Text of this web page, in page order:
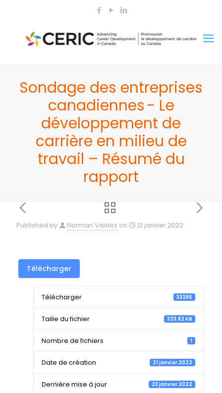
Sondage des entreprises
canadiennes - Le
développement de
carrière en milieu de
travail – Résumé du
rapport
Published by Norman Valdez on 21 janvier 2022
Télécharger
Télécharger 33286
Taille du fichier 323.82 KB
Nombre de fichiers 1
Date de création 21 janvier 2022
Dernière mise à jour 23 janvier 2022